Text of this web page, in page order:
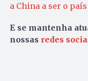
a China a ser o
E se mantenha
nossas redes